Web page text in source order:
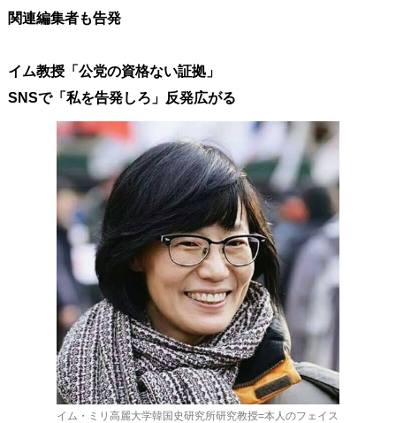
라
이
트
関連編集者も告発
イム教授「公党の資格ない証拠」
SNSで「私を告発しろ」反発広がる
イム・ミリ高麗大学韓国史研究所研究教授=本人のフェイス